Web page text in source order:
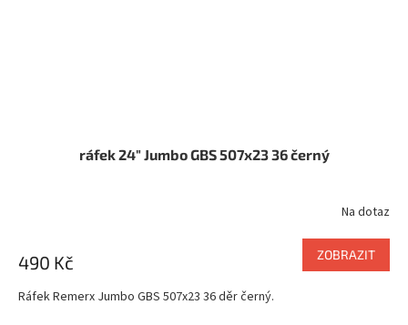
ráfek 24" Jumbo GBS 507x23 36 černý
Na dotaz
490 Kč ZOBRAZIT
Ráfek Remerx Jumbo GBS 507x23 36 děr černý.